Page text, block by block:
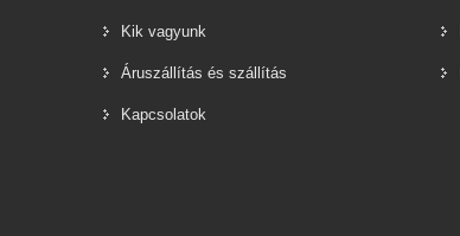
Kik vagyunk
Áruszállítás és szállítás
Kapcsolatok